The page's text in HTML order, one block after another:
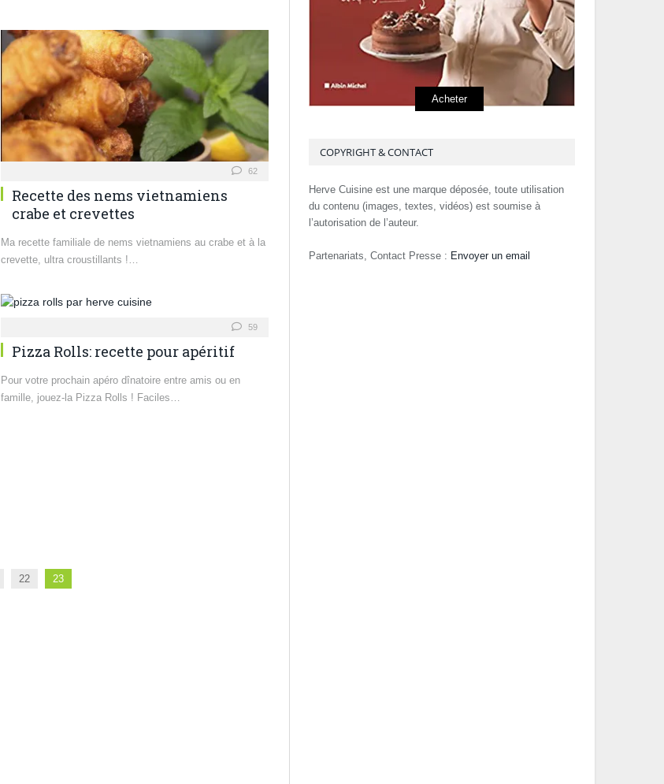
62
Recette des nems vietnamiens
crabe et crevettes
Ma recette familiale de nems vietnamiens au crabe et à la
crevette, ultra croustillants !…
59
Pizza Rolls: recette pour apéritif
Pour votre prochain apéro dînatoire entre amis ou en
famille, jouez-la Pizza Rolls ! Faciles…
22 23
Acheter
COPYRIGHT & CONTACT
Herve Cuisine est une marque déposée, toute utilisation
du contenu (images, textes, vidéos) est soumise à
l’autorisation de l’auteur.
Partenariats, Contact Presse : Envoyer un email